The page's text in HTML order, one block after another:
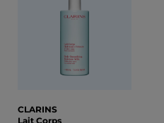
CLARINS
Lait Corps